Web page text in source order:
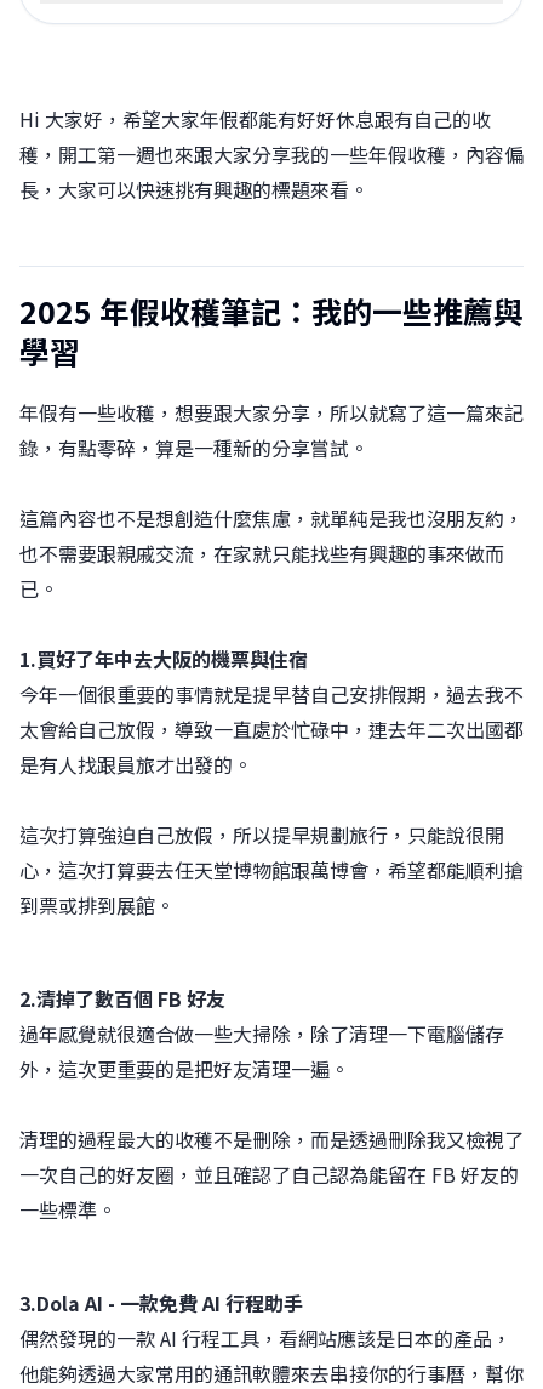
Hi 大家好，希望大家年假都能有好好休息跟有自己的收
穫，開工第一週也來跟大家分享我的一些年假收穫，內容偏
長，大家可以快速挑有興趣的標題來看。
2025 年假收穫筆記：我的一些推薦與
學習
年假有一些收穫，想要跟大家分享，所以就寫了這一篇來記
錄，有點零碎，算是一種新的分享嘗試。
這篇內容也不是想創造什麼焦慮，就單純是我也沒朋友約，
也不需要跟親戚交流，在家就只能找些有興趣的事來做而
已。
1.買好了年中去大阪的機票與住宿
今年一個很重要的事情就是提早替自己安排假期，過去我不
太會給自己放假，導致一直處於忙碌中，連去年二次出國都
是有人找跟員旅才出發的。
這次打算強迫自己放假，所以提早規劃旅行，只能說很開
心，這次打算要去任天堂博物館跟萬博會，希望都能順利搶
到票或排到展館。
2.清掉了數百個 FB 好友
過年感覺就很適合做一些大掃除，除了清理一下電腦儲存
外，這次更重要的是把好友清理一遍。
清理的過程最大的收穫不是刪除，而是透過刪除我又檢視了
一次自己的好友圈，並且確認了自己認為能留在 FB 好友的
一些標準。
3.Dola AI - 一款免費 AI 行程助手
偶然發現的一款 AI 行程工具，看網站應該是日本的產品，
他能夠透過大家常用的通訊軟體來去串接你的行事曆，幫你